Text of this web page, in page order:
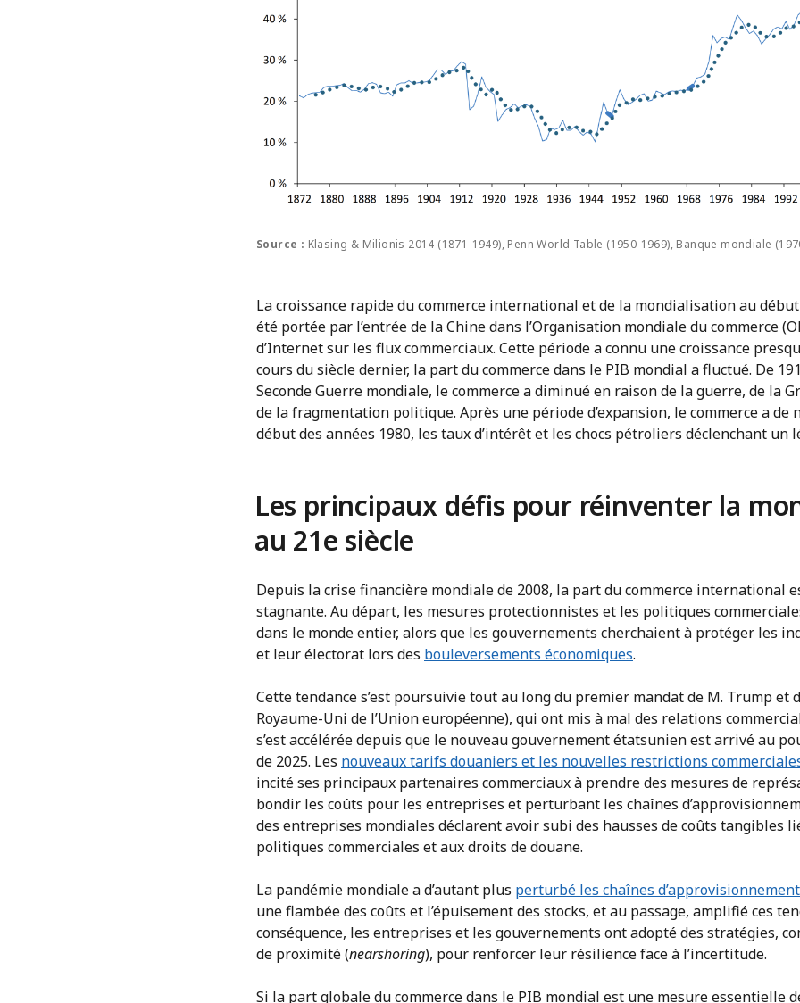
Source : Klasing & Milionis 2014 (1871-1949), Penn World Table (1950-1969), Banque mondiale
La croissance rapide du commerce international et de la mondialisation au
été portée par l’entrée de la Chine dans l’Organisation mondiale du commerce
d’Internet sur les flux commerciaux. Cette période a connu une croissance
cours du siècle dernier, la part du commerce dans le PIB mondial a fluctué. De
Seconde Guerre mondiale, le commerce a diminué en raison de la guerre, de la
de la fragmentation politique. Après une période d’expansion, le commerce a de
début des années 1980, les taux d’intérêt et les chocs pétroliers déclenchant un
Les principaux défis pour réinventer la
au 21e siècle
Depuis la crise financière mondiale de 2008, la part du commerce international
stagnante. Au départ, les mesures protectionnistes et les politiques
dans le monde entier, alors que les gouvernements cherchaient à protéger les
et leur électorat lors des bouleversements économiques.
Cette tendance s’est poursuivie tout au long du premier mandat de M. Trump
Royaume-Uni de l’Union européenne), qui ont mis à mal des relations
s’est accélérée depuis que le nouveau gouvernement étatsunien est arrivé au
de 2025. Les nouveaux tarifs douaniers et les nouvelles restrictions
incité ses principaux partenaires commerciaux à prendre des mesures de
bondir les coûts pour les entreprises et perturbant les chaînes
des entreprises mondiales déclarent avoir subi des hausses de coûts tangibles
politiques commerciales et aux droits de douane.
La pandémie mondiale a d’autant plus perturbé les chaînes d’approvisionnement
une flambée des coûts et l’épuisement des stocks, et au passage, amplifié ces
conséquence, les entreprises et les gouvernements ont adopté des stratégies,
de proximité (nearshoring), pour renforcer leur résilience face à l’incertitude.
Si la part globale du commerce dans le PIB mondial est une mesure essentielle